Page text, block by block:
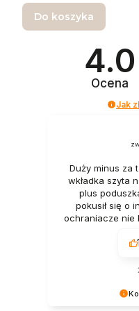
Do koszyka
4.0
Ocena
Jak
Duży minus za
wkładka szyta
plus
pokusił się o
ochraniacze nie
na dany model
mocno
a nakładki
1